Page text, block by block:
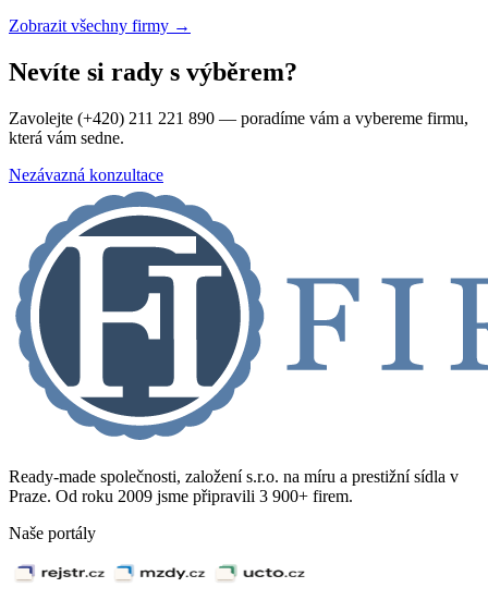
Zobrazit všechny firmy →
Nevíte si rady s výběrem?
Zavolejte (+420) 211 221 890 — poradíme vám a vybereme firmu,
která vám sedne.
Nezávazná konzultace
Ready-made společnosti, založení s.r.o. na míru a prestižní sídla v
Praze. Od roku 2009 jsme připravili 3 900+ firem.
Naše portály